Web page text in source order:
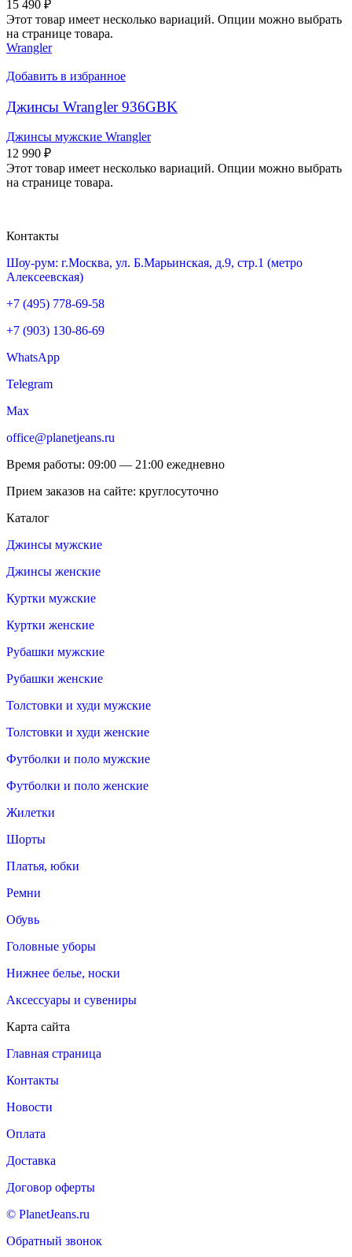
15 490 ₽
Этот товар имеет несколько вариаций. Опции можно выбрать
на странице товара.
Wrangler
Добавить в избранное
Джинсы Wrangler 936GBK
Джинсы мужские Wrangler
12 990 ₽
Этот товар имеет несколько вариаций. Опции можно выбрать
на странице товара.
Контакты
Шоу-рум: г.Москва, ул. Б.Марьинская, д.9, стр.1 (метро
Алексеевская)
+7 (495) 778-69-58
+7 (903) 130-86-69
WhatsApp
Telegram
Max
office@planetjeans.ru
Время работы: 09:00 — 21:00 ежедневно
Прием заказов на сайте: круглосуточно
Каталог
Джинсы мужские
Джинсы женские
Куртки мужские
Куртки женские
Рубашки мужские
Рубашки женские
Толстовки и худи мужские
Толстовки и худи женские
Футболки и поло мужские
Футболки и поло женские
Жилетки
Шорты
Платья, юбки
Ремни
Обувь
Головные уборы
Нижнее белье, носки
Аксессуары и сувениры
Карта сайта
Главная страница
Контакты
Новости
Оплата
Доставка
Договор оферты
© PlanetJeans.ru
Обратный звонок